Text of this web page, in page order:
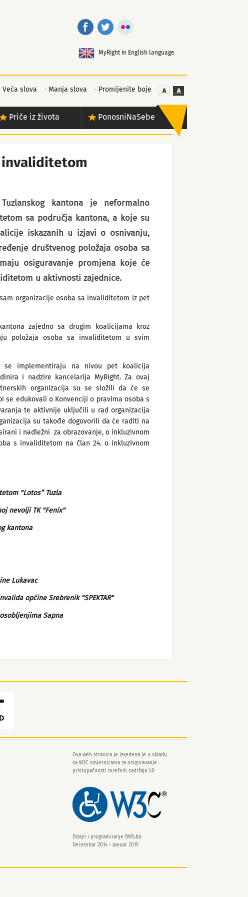
MyRight in English language
Promijenite boje
Manja slova
Veća slova
Priče iz života PonosniNaSebe
invaliditetom
kantona je neformalno
sa područja kantona, a koje su
iskazanih u izjavi o osnivanju,
društvenog položaja osoba sa
osiguravanje promjena koje će
u aktivnosti zajednice.
organizacije osoba sa invaliditetom iz pet
zajedno sa drugim koalicijama kroz
položaja osoba sa invaliditetom u svim
se implementiraju na nivou pet koalicija
i nadzire kancelarija MyRight. Za ovaj
organizacija su se složili da će se
edukovali o Konvenciji o pravima osoba s
te aktivnije uključili u rad organizacija
su takođe dogovorili da će raditi na
i nadležni za obrazovanje, o inkluzivnom
s invaliditetom na član 24. o inkluzivnom
"Lotos” Tuzla
nevolji TK "Fenix"
kantona
Lukavac
općine Srebrenik "SPEKTAR"
Sapna
Ova web stranica je izvedena je u skladu
sa W3C smjernicama za osiguravanje
pristupačnosti mrežnih sadržaja 1.0
Dizajn i programiranje
DWS.ba
Decembar 2014 - Januar 2015